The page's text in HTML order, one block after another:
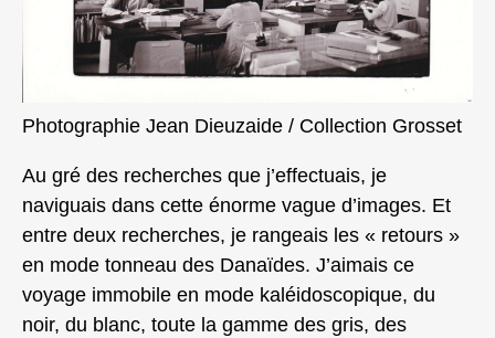
Photographie Jean Dieuzaide / Collection Grosset
Au gré des recherches que j’effectuais, je
naviguais dans cette énorme vague d’images. Et
entre deux recherches, je rangeais les « retours »
en mode tonneau des Danaïdes. J’aimais ce
voyage immobile en mode kaléidoscopique, du
noir, du blanc, toute la gamme des gris, des